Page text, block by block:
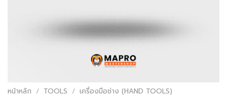
หน้าหลัก / TOOLS / เครื่องมือช่าง (HAND TOOLS)